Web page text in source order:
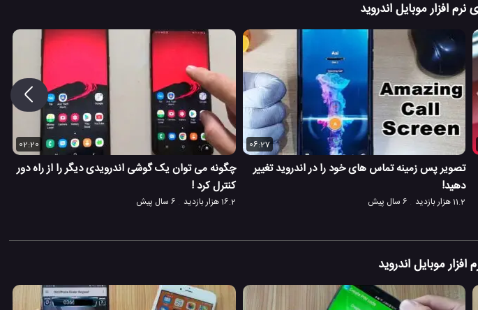
افزار موبایل اندروید
06:27
تصویر پس زمینه تماس های خود را در اندروید تغییر
دهید!
11.2 هزار بازدید 6 سال پیش
02:20
چگونه می توان یک گوشی اندرویدی دیگر را از راه دور
کنترل کرد !
16.2 هزار بازدید 6 سال پیش
افزار موبایل اندروید